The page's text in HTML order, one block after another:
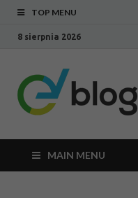
TOP MENU
8 sierpnia 2026
MAIN MENU